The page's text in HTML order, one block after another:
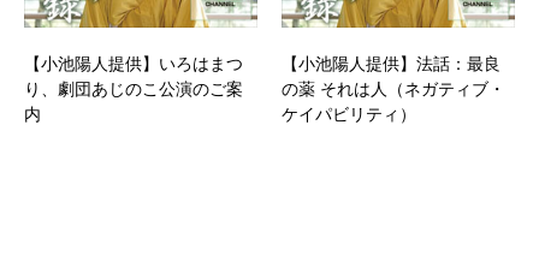
【小池陽人提供】いろはまつ
り、劇団あじのこ公演のご案
内
【小池陽人提供】法話：最良
の薬 それは人（ネガティブ・
ケイパビリティ）